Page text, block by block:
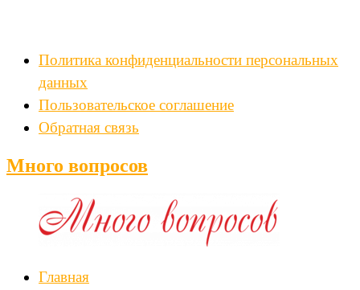
Политика конфиденциальности персональных
данных
Пользовательское соглашение
Обратная связь
Много вопросов
Главная